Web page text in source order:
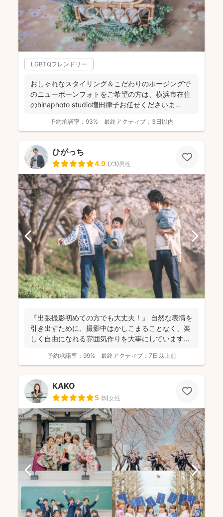
LGBTQフレンドリー
おしゃれなスタイリング＆こだわりのポージングで
のニューボーンフォトをご希望の方は、横浜市在住
のhinaphoto studio増田律子お任せくださいま
予約承諾率： 93% 最終アクティブ： 3日以内
ひがっち
4.9 (73)男性
『出張撮影初めての方でも大丈夫！』 自然な表情を
引き出すために、撮影中はかしこまることなく、楽
しく自由になれる雰囲気作りを大事にしています＾
予約承諾率： 99% 最終アクティブ： 7日以上前
KAKO
5 (5)女性